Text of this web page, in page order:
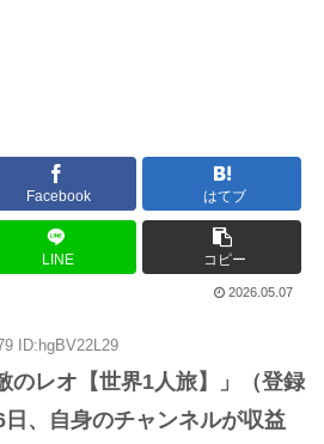
Powered by livedoor 相互RSS
Facebook はてブ
LINE コピー
2026.05.07
ID:hgBV22L29
のレオ【世界1人旅】」（登録
、自身のチャンネルが収益